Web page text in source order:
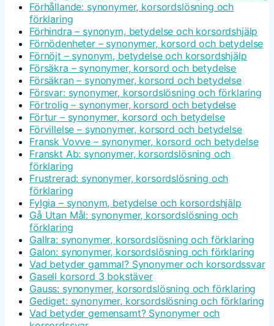
Förhållande: synonymer, korsordslösning och
förklaring
Förhindra – synonym, betydelse och korsordshjälp
Förnödenheter – synonymer, korsord och betydelse
Förnöjt – synonym, betydelse och korsordshjälp
Försäkra – synonymer, korsord och betydelse
Försäkran – synonymer, korsord och betydelse
Försvar: synonymer, korsordslösning och förklaring
Förtrolig – synonymer, korsord och betydelse
Förtur – synonymer, korsord och betydelse
Förvillelse – synonymer, korsord och betydelse
Fransk Vovve – synonymer, korsord och betydelse
Franskt Ab: synonymer, korsordslösning och
förklaring
Frustrerad: synonymer, korsordslösning och
förklaring
Fylgia – synonym, betydelse och korsordshjälp
Gå Utan Mål: synonymer, korsordslösning och
förklaring
Gallra: synonymer, korsordslösning och förklaring
Galon: synonymer, korsordslösning och förklaring
Vad betyder gammal? Synonymer och korsordssvar
Gasell korsord 3 bokstäver
Gauss: synonymer, korsordslösning och förklaring
Gediget: synonymer, korsordslösning och förklaring
Vad betyder gemensamt? Synonymer och